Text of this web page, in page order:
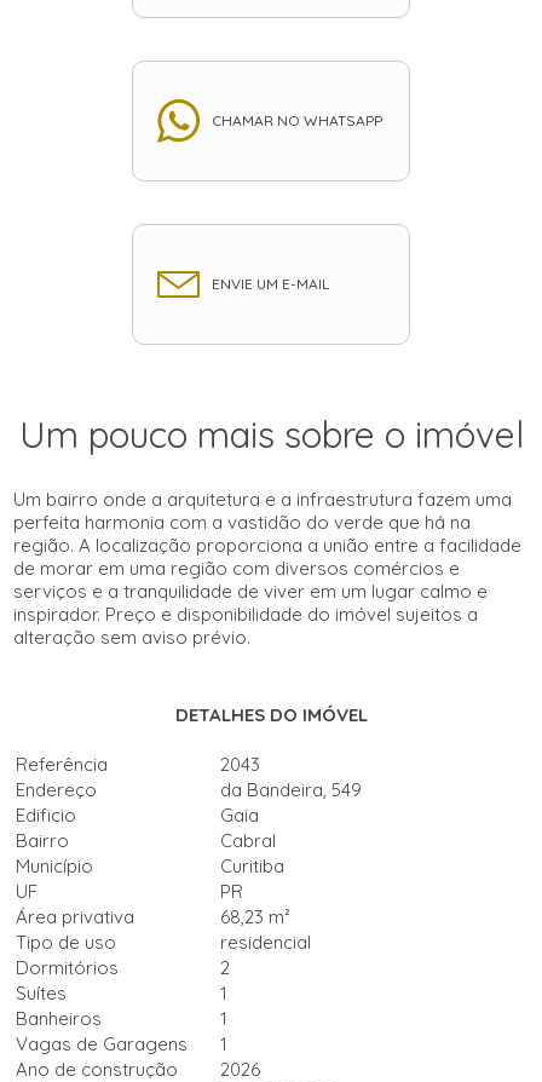
CHAMAR NO WHATSAPP
ENVIE UM E-MAIL
Um pouco mais sobre o imóvel
Um bairro onde a arquitetura e a infraestrutura fazem uma
perfeita harmonia com a vastidão do verde que há na
região. A localização proporciona a união entre a facilidade
de morar em uma região com diversos comércios e
serviços e a tranquilidade de viver em um lugar calmo e
inspirador. Preço e disponibilidade do imóvel sujeitos a
alteração sem aviso prévio.
DETALHES DO IMÓVEL
Referência
2043
Endereço
da Bandeira, 549
Edificio
Gaia
Bairro
Cabral
Município
Curitiba
UF
PR
Área privativa
68,23 m²
Tipo de uso
residencial
Dormitórios
2
Suítes
1
Banheiros
1
Vagas de Garagens
1
Ano de construção
2026